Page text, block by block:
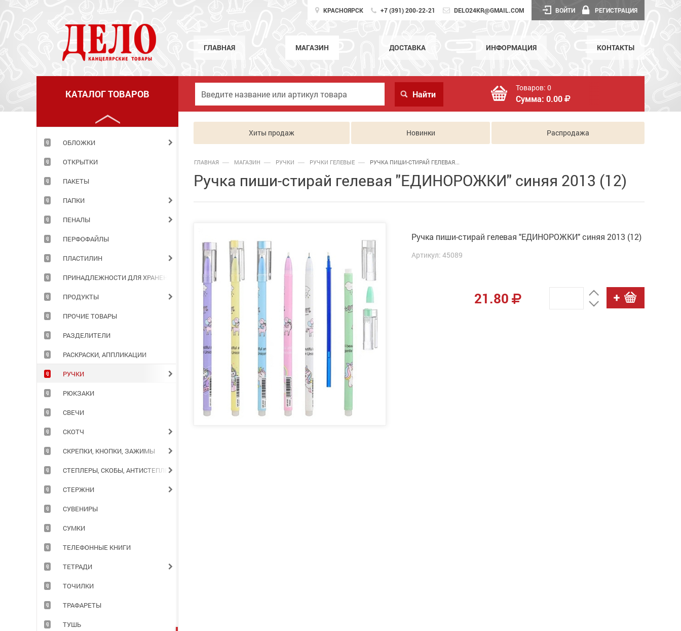
КРАСНОЯРСК +7 (391) 200-22-21 DELO24KR@GMAIL.COM ВОЙТИ РЕГИСТРАЦИЯ
ГЛАВНАЯ МАГАЗИН ДОСТАВКА ИНФОРМАЦИЯ КОНТАКТЫ
КАТАЛОГ ТОВАРОВ
Товаров: 0
Сумма: 0.00
НАБОРЫ ДЕТСКИЕ
НАБОРЫ ОФИСНЫЕ
НОЖНИЦЫ
ОБЛОЖКИ
ОТКРЫТКИ
ПАКЕТЫ
ПАПКИ
ПЕНАЛЫ
ПЕРФОФАЙЛЫ
ПЛАСТИЛИН
ПРИНАДЛЕЖНОСТИ ДЛЯ ХРАНЕНИЯ ДОКУМЕНТОВ
ПРОДУКТЫ
ПРОЧИЕ ТОВАРЫ
РАЗДЕЛИТЕЛИ
РАСКРАСКИ, АППЛИКАЦИИ
РУЧКИ
РЮКЗАКИ
СВЕЧИ
СКОТЧ
СКРЕПКИ, КНОПКИ, ЗАЖИМЫ
СТЕПЛЕРЫ, СКОБЫ, АНТИСТЕПЛЕРЫ
СТЕРЖНИ
СУВЕНИРЫ
СУМКИ
ТЕЛЕФОННЫЕ КНИГИ
ТЕТРАДИ
ТОЧИЛКИ
ТРАФАРЕТЫ
ТУШЬ
Хиты продаж Новинки Распродажа
ГЛАВНАЯ МАГАЗИН РУЧКИ РУЧКИ ГЕЛЕВЫЕ РУЧКА ПИШИ-СТИРАЙ ГЕЛЕВАЯ...
Ручка пиши-стирай гелевая "ЕДИНОРОЖКИ" синяя 2013 (12)
Ручка пиши-стирай гелевая "ЕДИНОРОЖКИ" синяя 2013 (12)
Артикул: 45089
21.80